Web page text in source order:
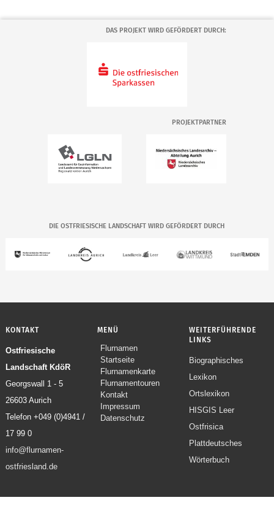
DAS PROJEKT WIRD GEFÖRDERT DURCH:
PROJEKTPARTNER
DIE OSTFRIESISCHE LANDSCHAFT WIRD GEFÖRDERT DURCH
KONTAKT
Ostfriesische
Landschaft KdöR
Georgswall 1 - 5
26603 Aurich
Telefon +049 (0)4941 /
17 99 0
info@flurnamen-
ostfriesland.de
MENÜ
Navigation
überspringen
Flurnamen
Startseite
Flurnamenkarte
Flurnamentouren
Kontakt
Impressum
Datenschutz
WEITERFÜHRENDE
LINKS
Biographisches
Lexikon
Ortslexikon
HISGIS Leer
Ostfrisica
Plattdeutsches
Wörterbuch